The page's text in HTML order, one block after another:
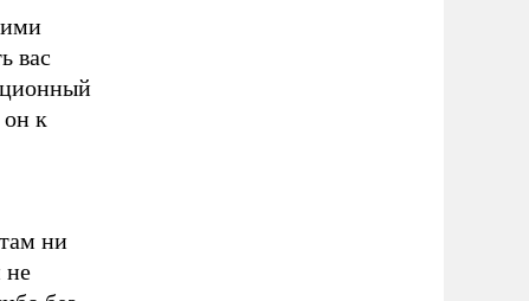
вас
он к
ни
не